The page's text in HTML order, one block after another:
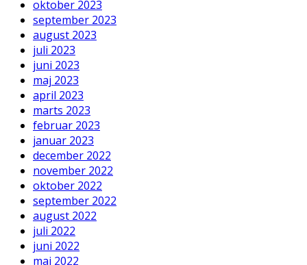
oktober 2023
september 2023
august 2023
juli 2023
juni 2023
maj 2023
april 2023
marts 2023
februar 2023
januar 2023
december 2022
november 2022
oktober 2022
september 2022
august 2022
juli 2022
juni 2022
maj 2022